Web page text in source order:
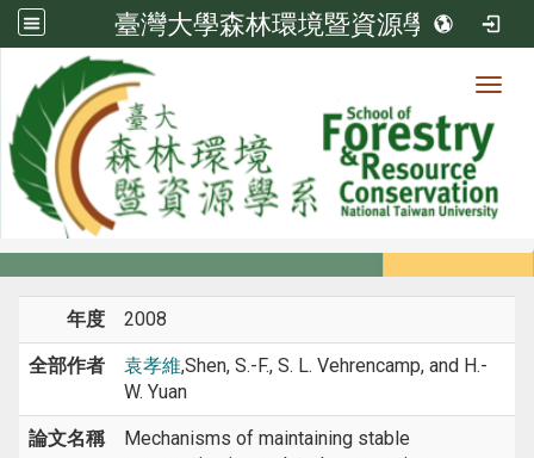
臺灣大學森林環境暨資源學系
系所成員
系所成員
年度 2008
全部作者 袁孝維,Shen, S.-F., S. L. Vehrencamp, and H.-
W. Yuan
論文名稱
Mechanisms of maintaining stable